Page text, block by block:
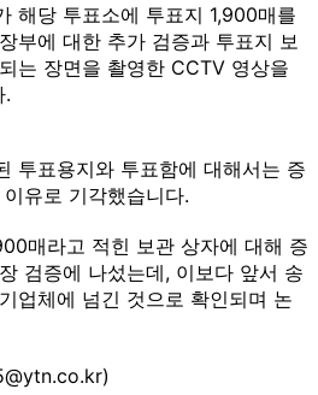
해당 투표소에 투표지 1,900매를
부에 대한 추가 검증과 투표지 보
는 장면을 촬영한 CCTV 영상을
.
투표용지와 투표함에 대해서는 증
유로 기각했습니다.
매라고 적힌 보관 상자에 대해 증
검증에 나섰는데, 이보다 앞서 송
업체에 넘긴 것으로 확인되며 논